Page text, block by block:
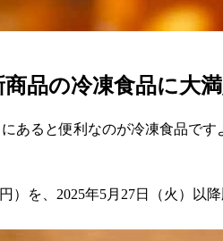
品の冷凍食品に大
ると便利なのが冷凍食品で
を、2025年5月27日（火）以降